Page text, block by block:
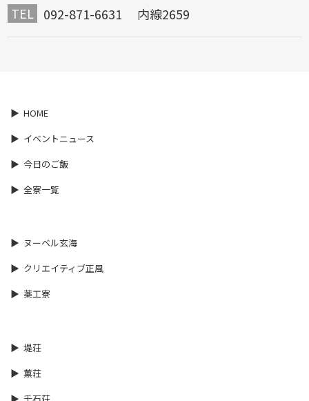
TEL 092-871-6631 内線2659
HOME
イベントニュース
今日のご飯
全寮一覧
ヌーベル玄海
クリエイティブ正風
薬工寮
堤荘
薫荘
千石荘